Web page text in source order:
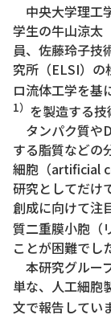
中央大学理工
学生の牛山涼太
員、佐藤玲子技
究所（ELSI）の
ロ流体工学を基
1） を製造する技
タンパク質や
する脂質などの
細胞（artificial
研究としてだけ
創成に向けて注
質二重膜小胞（
ことが困難でし
本研究グルー
単な、人工細胞
文で報告してい